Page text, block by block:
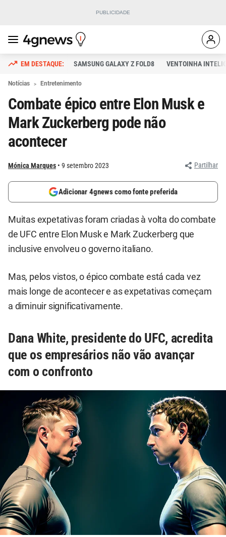
SAMSUNG GALAXY Z FOLD8 VENTOINHA
Notícias Entretenimento
Combate épico entre Elon Musk e
Mark Zuckerberg pode não
acontecer
Mónica Marques 9 setembro 2023 Partilhar
Adicionar 4gnews como fonte preferida
Muitas expetativas foram criadas à volta do combate
de UFC entre Elon Musk e Mark Zuckerberg que
inclusive envolveu o governo italiano.
Mas, pelos vistos, o épico combate está cada vez
mais longe de acontecer e as expetativas começam
a diminuir significativamente.
Dana White, presidente do UFC, acredita
que os empresários não vão avançar
com o confronto